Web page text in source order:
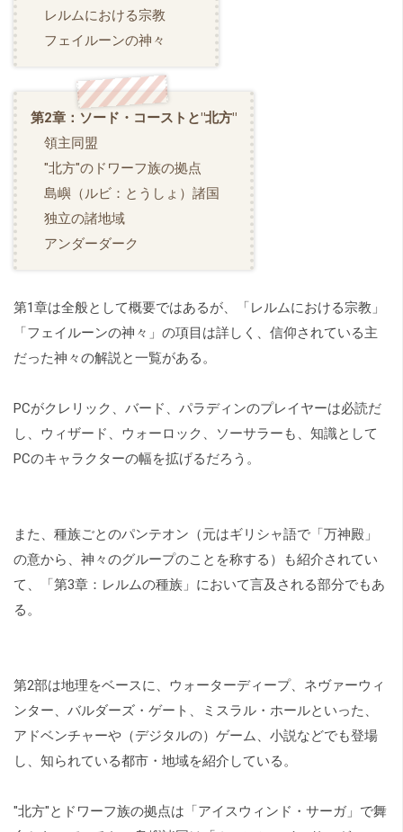
レルムにおける宗教
フェイルーンの神々
第2章：ソード・コーストと"北方"
領主同盟
"北方"のドワーフ族の拠点
島嶼（ルビ：とうしょ）諸国
独立の諸地域
アンダーダーク
第1章は全般として概要ではあるが、「レルムにおける宗教」
「フェイルーンの神々」の項目は詳しく、信仰されている主
だった神々の解説と一覧がある。
PCがクレリック、バード、パラディンのプレイヤーは必読だ
し、ウィザード、ウォーロック、ソーサラーも、知識として
PCのキャラクターの幅を拡げるだろう。
また、種族ごとのパンテオン（元はギリシャ語で「万神殿」
の意から、神々のグループのことを称する）も紹介されてい
て、「第3章：レルムの種族」において言及される部分でもあ
る。
第2部は地理をベースに、ウォーターディープ、ネヴァーウィ
ンター、バルダーズ・ゲート、ミスラル・ホールといった、
アドベンチャーや（デジタルの）ゲーム、小説などでも登場
し、知られている都市・地域を紹介している。
"北方"とドワーフ族の拠点は「アイスウィンド・サーガ」で舞